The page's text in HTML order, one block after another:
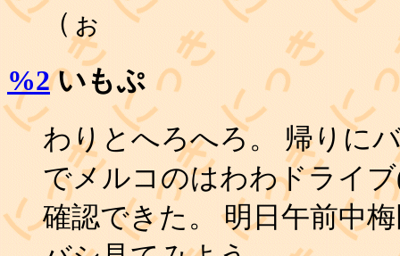
（ぉ
%2いもぷ
わりとへろへろ。 帰りに
でメルコのはわわドライ
確認できた。 明日午前中